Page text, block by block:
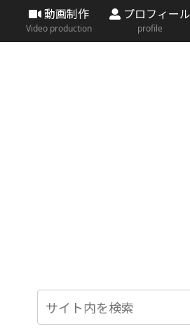
動画制作
Video production
プロフィール
profile